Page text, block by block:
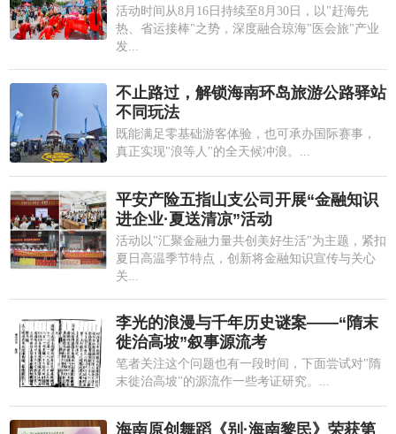
活动时间从8月16日持续至8月30日，以"赶海先
热、省运接棒"之势，深度融合琼海"医会旅"产业
发...
不止路过，解锁海南环岛旅游公路驿站
不同玩法
既能满足零基础游客体验，也可承办国际赛事，
真正实现"浪等人"的全天候冲浪。...
平安产险五指山支公司开展“金融知识
进企业·夏送清凉”活动
活动以"汇聚金融力量共创美好生活"为主题，紧扣
夏日高温季节特点，创新将金融知识宣传与关心
关...
李光的浪漫与千年历史谜案——“隋末
徙治高坡”叙事源流考
笔者关注这个问题也有一段时间，下面尝试对"隋
末徙治高坡"的源流作一些考证研究。...
海南原创舞蹈《别·海南黎民》荣获第